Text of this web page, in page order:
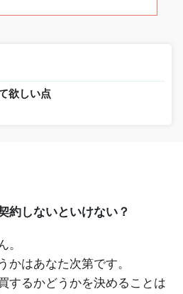
欲しい点
約しないといけない？
。
かはあなた次第です。
するかどうかを決めることは